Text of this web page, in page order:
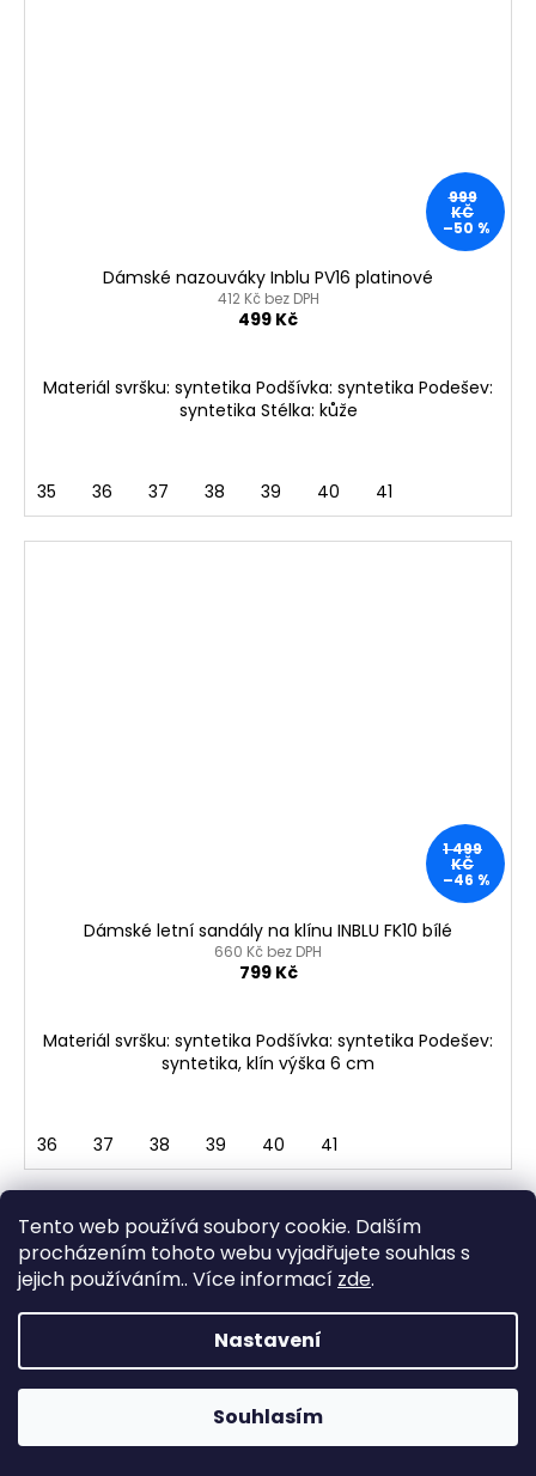
Tento web používá soubory cookie. Dalším
procházením tohoto webu vyjadřujete souhlas s
jejich používáním.. Více informací zde.
Nastavení
Souhlasím
999
KČ
–50 %
Dámské nazouváky Inblu PV16 platinové
412 Kč bez DPH
499 Kč
Materiál svršku: syntetika Podšívka: syntetika Podešev:
syntetika Stélka: kůže
35 36 37 38 39 40 41
1 499
KČ
–46 %
Dámské letní sandály na klínu INBLU FK10 bílé
660 Kč bez DPH
799 Kč
Materiál svršku: syntetika Podšívka: syntetika Podešev:
syntetika, klín výška 6 cm
36 37 38 39 40 41